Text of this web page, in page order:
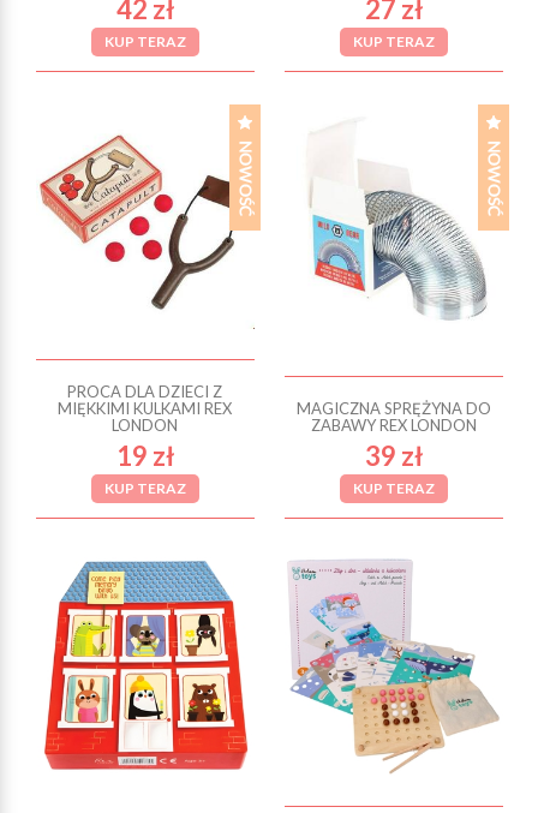
42 zł
KUP TERAZ
27 zł
KUP TERAZ
PROCA DLA DZIECI Z
MIĘKKIMI KULKAMI REX
LONDON
19 zł
KUP TERAZ
MAGICZNA SPRĘŻYNA DO
ZABAWY REX LONDON
39 zł
KUP TERAZ